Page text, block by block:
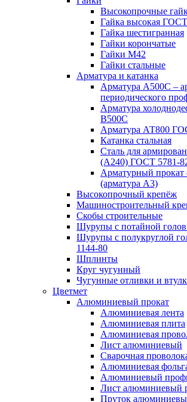
Высокопрочные
Гайка высокая
Гайка шестигранная
Гайки корончатые
Гайки М42
Гайки стальные
Арматура и катанка
Арматура А500С –
периодического
Арматура
В500С
Арматура АТ800
Катанка стальная
Сталь для
(А240) ГОСТ 5781-
Арматурный прокат
(арматура А3)
Высокопрочный крепёж
Машиностроительный
Скобы строительные
Шурупы с потайной
Шурупы с полукруглой
1144-80
Шплинты
Круг чугунный
Чугунные отливки и
Цветмет
Алюминиевый прокат
Алюминиевая лента
Алюминиевая плита
Алюминиевая
Лист алюминиевый
Сварочная
Алюминиевая
Алюминиевый
Лист алюминиевый
Пруток